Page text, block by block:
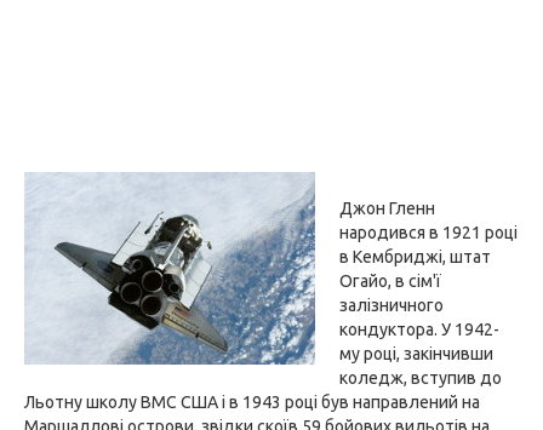
Джон Гленн
народився в 1921 році
в Кембриджі, штат
Огайо, в сім'ї
залізничного
кондуктора. У 1942-
му році, закінчивши
коледж, вступив до
Льотну школу ВМС США і в 1943 році був направлений на